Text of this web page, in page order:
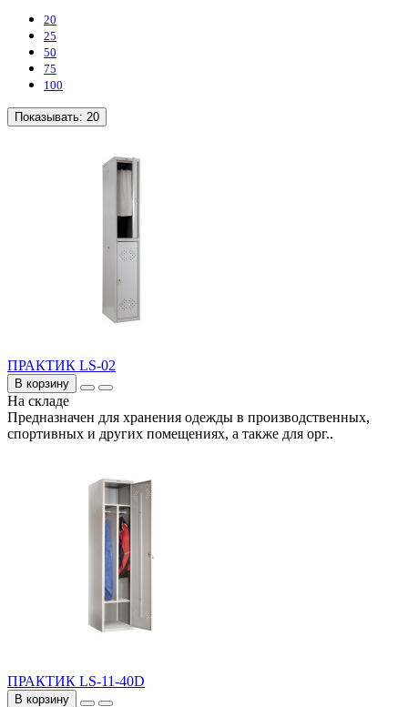
20
25
50
75
100
Показывать: 20
ПРАКТИК LS-02
В корзину
На складе
Предназначен для хранения одежды в производственных,
спортивных и других помещениях, а также для орг..
ПРАКТИК LS-11-40D
В корзину